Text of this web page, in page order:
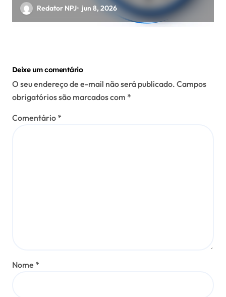
Redator NPJ jun 8, 2026
Deixe um comentário
O seu endereço de e-mail não será publicado. Campos
obrigatórios são marcados com *
Comentário *
Nome *